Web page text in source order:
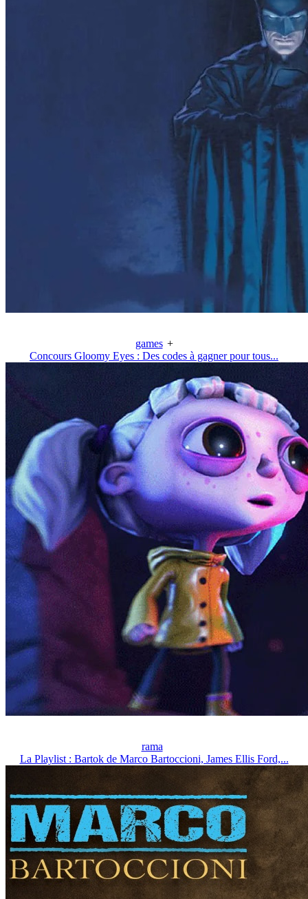
games +
Concours Gloomy Eyes : Des codes à gagner pour tous...
rama
La Playlist : Bartok de Marco Bartoccioni, James Ellis Ford,...